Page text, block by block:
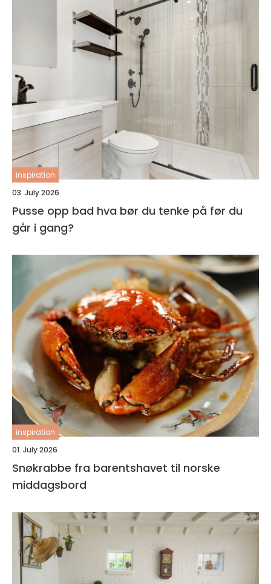
inspiration
03. July 2026
Pusse opp bad hva bør du tenke på før du
går i gang?
inspiration
01. July 2026
Snøkrabbe fra barentshavet til norske
middagsbord